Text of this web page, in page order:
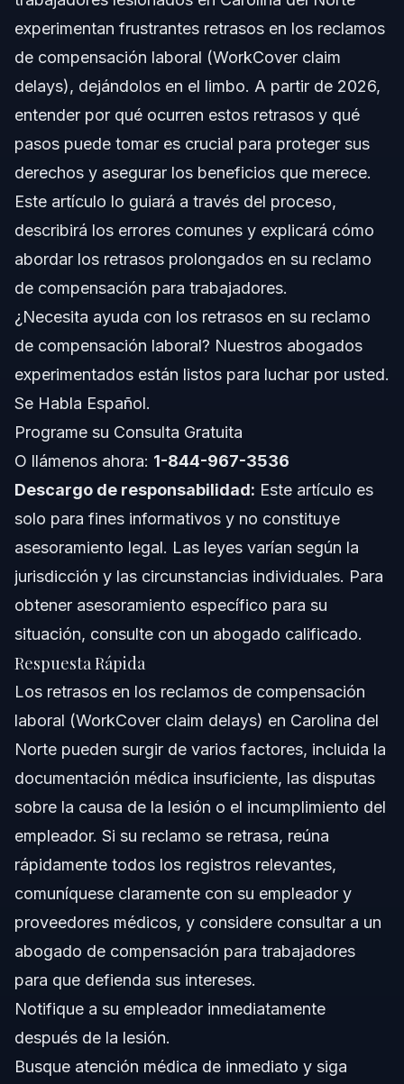
Paso a Paso: Cómo Abordar los Retrasos en los
Reclamos de Compensación Laboral en Carolina
del Norte
Lista de Verificación de Documentos y Evidencia
Compensación Laboral Retrasados
Ley de Compensación para Trabajadores de
Carolina del Norte y Retrasos
Cuándo Llamar a un Abogado por Retrasos en
Reclamos de Compensación Laboral
Acerca de Vasquez Law Firm
Confianza y Experiencia del Abogado
Preguntas Frecuentes
¿Por qué mi reclamo de compensación laboral tarda
tanto en Carolina del Norte?
¿Qué sucede si un reclamo de compensación laboral
en NC tarda demasiado?
¿Puedo demandar a una compañía de seguros por
retrasar mi reclamo de compensación laboral en NC?
¿Cuál es la regla de los 90 días para los reclamos de
compensación laboral en Carolina del Norte?
¿Qué documentación necesito para acelerar mi reclamo
de compensación laboral?
¿Debo contratar a un abogado si mi reclamo de
compensación laboral se retrasa?
¿Cuánto tiempo suele tardar en aprobarse un reclamo
de compensación laboral en NC?
¿Qué pasa si mi empleador disputa mi lesión después
de presentar un reclamo?
Fuentes y Referencias
experimentan frustrantes retrasos en los reclamos
de compensación laboral (WorkCover claim
delays), dejándolos en el limbo. A partir de 2026,
entender por qué ocurren estos retrasos y qué
pasos puede tomar es crucial para proteger sus
derechos y asegurar los beneficios que merece.
Este artículo lo guiará a través del proceso,
describirá los errores comunes y explicará cómo
abordar los retrasos prolongados en su reclamo
de compensación para trabajadores.
¿Necesita ayuda con los retrasos en su reclamo
de compensación laboral? Nuestros abogados
experimentados están listos para luchar por usted.
Se Habla Español.
Programe su Consulta Gratuita
O llámenos ahora: 1-844-967-3536
Descargo de responsabilidad: Este artículo es
solo para fines informativos y no constituye
asesoramiento legal. Las leyes varían según la
jurisdicción y las circunstancias individuales. Para
obtener asesoramiento específico para su
situación, consulte con un abogado calificado.
Respuesta Rápida
Los retrasos en los reclamos de compensación
laboral (WorkCover claim delays) en Carolina del
Norte pueden surgir de varios factores, incluida la
documentación médica insuficiente, las disputas
sobre la causa de la lesión o el incumplimiento del
empleador. Si su reclamo se retrasa, reúna
rápidamente todos los registros relevantes,
comuníquese claramente con su empleador y
proveedores médicos, y considere consultar a un
abogado de compensación para trabajadores
para que defienda sus intereses.
Notifique a su empleador inmediatamente
después de la lesión.
Busque atención médica de inmediato y siga